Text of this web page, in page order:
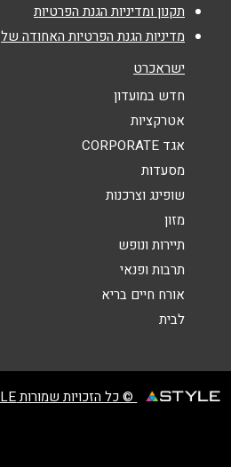
נושא*
אנא חזרו אלי בקשר ל...
תקנון ומדיניות הגנת הפרטיות
מדיניות הגנת הפרטיות האחודה של
ישראכרט
חדש במועדון
אטרקציות
אגד CORPORATE
מסעדות
שופינג וצרכנות
מזון
תיירות ונופש
תרבות ופנאי
אורח חיים בריא
לבית
© כל הזכויות שמורות STYLE ניהול מועדוני לקוחות